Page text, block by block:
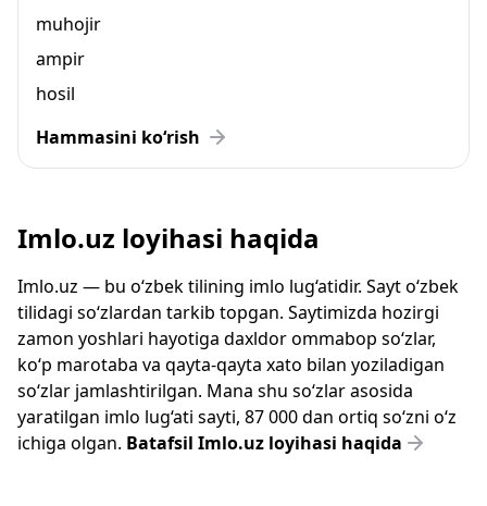
muhojir
ampir
hosil
Hammasini ko‘rish
Imlo.uz loyihasi haqida
Imlo.uz — bu o‘zbek tilining imlo lug‘atidir. Sayt o‘zbek
tilidagi so‘zlardan tarkib topgan. Saytimizda hozirgi
zamon yoshlari hayotiga daxldor ommabop so‘zlar,
ko‘p marotaba va qayta-qayta xato bilan yoziladigan
so‘zlar jamlashtirilgan. Mana shu so‘zlar asosida
yaratilgan imlo lug‘ati sayti, 87 000 dan ortiq so‘zni o‘z
ichiga olgan. Batafsil Imlo.uz loyihasi haqida